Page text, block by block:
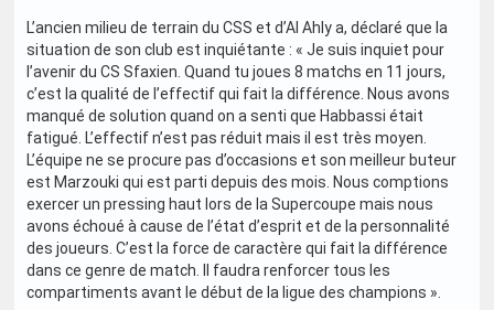
L’ancien milieu de terrain du CSS et d’Al Ahly a, déclaré que la
situation de son club est inquiétante : « Je suis inquiet pour
l’avenir du CS Sfaxien. Quand tu joues 8 matchs en 11 jours,
c’est la qualité de l’effectif qui fait la différence. Nous avons
manqué de solution quand on a senti que Habbassi était
fatigué. L’effectif n’est pas réduit mais il est très moyen.
L’équipe ne se procure pas d’occasions et son meilleur buteur
est Marzouki qui est parti depuis des mois. Nous comptions
exercer un pressing haut lors de la Supercoupe mais nous
avons échoué à cause de l’état d’esprit et de la personnalité
des joueurs. C’est la force de caractère qui fait la différence
dans ce genre de match. Il faudra renforcer tous les
compartiments avant le début de la ligue des champions ».